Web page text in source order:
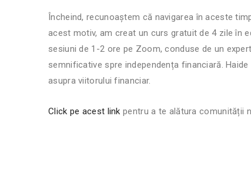
Încheind, recunoaștem că navigarea în aceste
acest motiv, am creat un curs gratuit de 4 zile în
sesiuni de 1-2 ore pe Zoom, conduse de un
semnificative spre independența financiară.
asupra viitorului financiar.
Click pe acest link pentru a te alătura comunității